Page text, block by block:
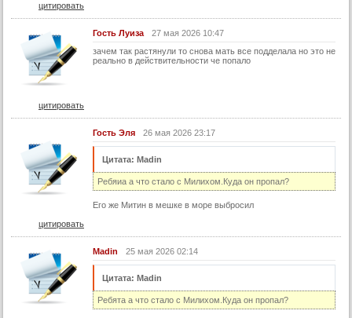
52 серия
54 серия
55 серия
57 серия
59 серия
60 серия
62 серия
63 серия
64 серия
65 серия
цитировать
Гость Луиза
27 мая 2026 10:47
зачем так растянули то снова мать все подделала но это не
реально в действительности че попало
цитировать
Гость Эля 26 мая 2026 23:17
Цитата: Madin
Ребяиа а что стало с Милихом.Куда он пропал?
Его же Митин в мешке в море выбросил
цитировать
Madin 25 мая 2026 02:14
Цитата: Madin
Ребята а что стало с Милихом.Куда он пропал?